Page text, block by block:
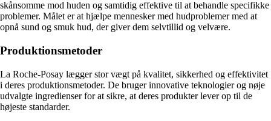
skånsomme mod huden og samtidig effektive til at behandle specifikke
problemer. Målet er at hjælpe mennesker med hudproblemer med at
opnå sund og smuk hud, der giver dem selvtillid og velvære.
Produktionsmetoder
La Roche-Posay lægger stor vægt på kvalitet, sikkerhed og effektivitet
i deres produktionsmetoder. De bruger innovative teknologier og nøje
udvalgte ingredienser for at sikre, at deres produkter lever op til de
højeste standarder.